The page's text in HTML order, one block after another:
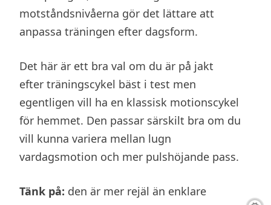
motståndsnivåerna gör det lättare att
anpassa träningen efter dagsform.
Det här är ett bra val om du är på jakt
efter träningscykel bäst i test men
egentligen vill ha en klassisk motionscykel
för hemmet. Den passar särskilt bra om du
vill kunna variera mellan lugn
vardagsmotion och mer pulshöjande pass.
Tänk på: den är mer rejäl än enklare